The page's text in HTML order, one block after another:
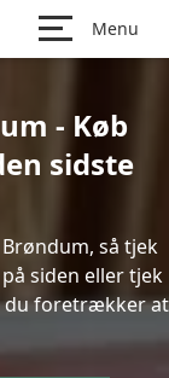
Menu
- Køb
sidste
så tjek
siden eller tjek
du foretrækker at